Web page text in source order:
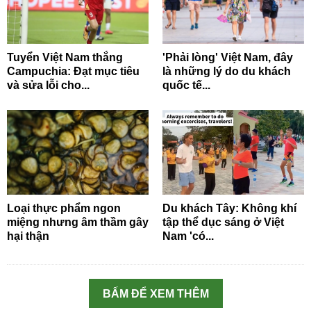
Tuyển Việt Nam thắng
Campuchia: Đạt mục tiêu
và sửa lỗi cho...
'Phải lòng' Việt Nam, đây
là những lý do du khách
quốc tế...
Loại thực phẩm ngon
miệng nhưng âm thầm gây
hại thận
Du khách Tây: Không khí
tập thể dục sáng ở Việt
Nam 'có...
BẤM ĐỂ XEM THÊM